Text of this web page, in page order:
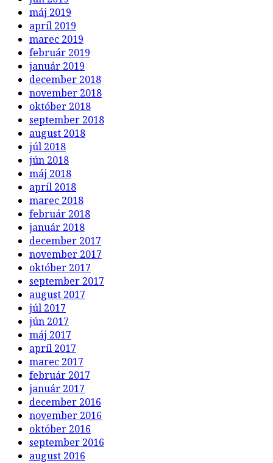
máj 2019
apríl 2019
marec 2019
február 2019
január 2019
december 2018
november 2018
október 2018
september 2018
august 2018
júl 2018
jún 2018
máj 2018
apríl 2018
marec 2018
február 2018
január 2018
december 2017
november 2017
október 2017
september 2017
august 2017
júl 2017
jún 2017
máj 2017
apríl 2017
marec 2017
február 2017
január 2017
december 2016
november 2016
október 2016
september 2016
august 2016